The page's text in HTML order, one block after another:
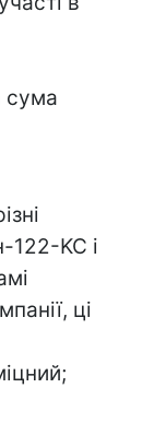
сума
122-KC і
ці